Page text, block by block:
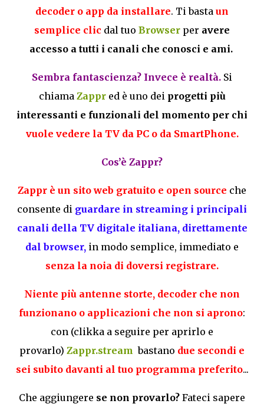
decoder o app da installare. Ti basta un
semplice clic dal tuo Browser per avere
accesso a tutti i canali che conosci e ami.
Sembra fantascienza? Invece è realtà. Si
chiama Zappred è uno dei progetti più
interessanti e funzionali del momento per chi
vuole vedere la TV da PC o da SmartPhone.
Cos’è Zappr?
Zappr è un sito web gratuito e open source che
consente di guardare in streaming i principali
canali della TV digitale italiana, direttamente
dal browser, in modo semplice, immediato e
senza la noia di doversi registrare.
Niente più antenne storte, decoder che non
funzionano o applicazioni che non si aprono:
con (clikka a seguire per aprirlo e
provarlo) Zappr.stream bastano due secondi e
sei subito davanti al tuo programma preferito...
Che aggiungere se non provarlo? Fateci sapere